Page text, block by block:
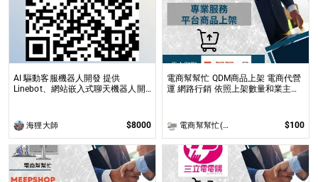
AI 驅動客服機器人開發 提供
Linebot、網站嵌入式聊天機器人開
海狸大師 $8000
電商幫幫忙 QDM商品上架 電商代營
運 網路行銷 依照上架數量和業主討
電商幫幫忙(電商平台代營運/電商上架/運營策略/網路行銷) $100